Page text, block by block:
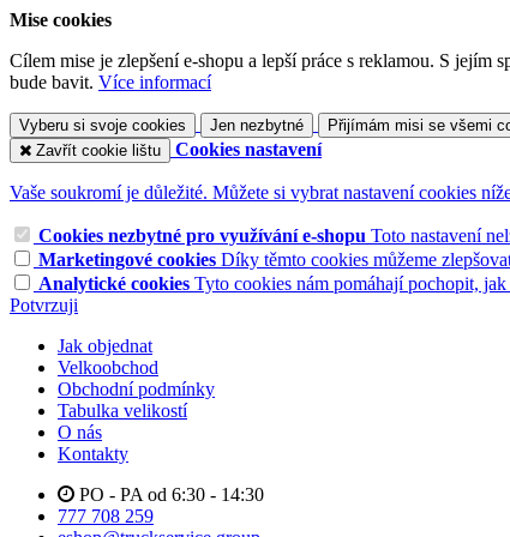
Mise cookies
Cílem mise je zlepšení e-shopu a lepší práce s reklamou. S jejím
bude bavit. Více informací
Vyberu si svoje cookies Jen nezbytné
Přijímám misi se všemi
Zavřít cookie lištu
Cookies nastavení
Vaše soukromí je důležité. Můžete si vybrat nastavení cookies
Cookies nezbytné pro využívání e-shopu Toto nastavení
Marketingové cookies Díky těmto cookies můžeme
Analytické cookies Tyto cookies nám pomáhají pochopit,
Potvrzuji
Jak objednat
Velkoobchod
Obchodní podmínky
Tabulka velikostí
O nás
Kontakty
PO - PA od 6:30 - 14:30
777 708 259